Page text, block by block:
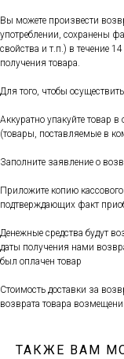
Вы можете произвести
употреблении, сохранены
свойства и т.п.) в течение
получения товара.
Для того, чтобы
Аккуратно упакуйте товар
(товары, поставляемые в
Заполните заявление о
Приложите копию
подтверждающих факт
Денежные средства будут
даты получения нами
был оплачен товар
Стоимость доставки за
возврата товара
ТАКЖЕ ВАМ